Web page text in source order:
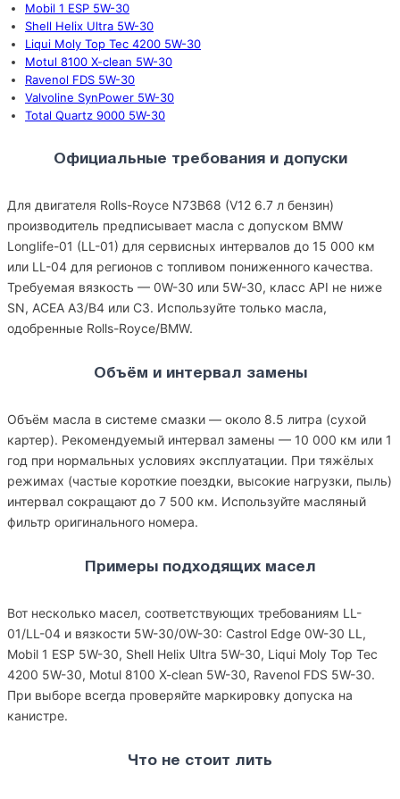
Mobil 1 ESP 5W-30
Shell Helix Ultra 5W-30
Liqui Moly Top Tec 4200 5W-30
Motul 8100 X-clean 5W-30
Ravenol FDS 5W-30
Valvoline SynPower 5W-30
Total Quartz 9000 5W-30
Официальные требования и допуски
Для двигателя Rolls-Royce N73B68 (V12 6.7 л бензин)
производитель предписывает масла с допуском BMW
Longlife-01 (LL-01) для сервисных интервалов до 15 000 км
или LL-04 для регионов с топливом пониженного качества.
Требуемая вязкость — 0W-30 или 5W-30, класс API не ниже
SN, ACEA A3/B4 или C3. Используйте только масла,
одобренные Rolls-Royce/BMW.
Объём и интервал замены
Объём масла в системе смазки — около 8.5 литра (сухой
картер). Рекомендуемый интервал замены — 10 000 км или 1
год при нормальных условиях эксплуатации. При тяжёлых
режимах (частые короткие поездки, высокие нагрузки, пыль)
интервал сокращают до 7 500 км. Используйте масляный
фильтр оригинального номера.
Примеры подходящих масел
Вот несколько масел, соответствующих требованиям LL-
01/LL-04 и вязкости 5W-30/0W-30: Castrol Edge 0W-30 LL,
Mobil 1 ESP 5W-30, Shell Helix Ultra 5W-30, Liqui Moly Top Tec
4200 5W-30, Motul 8100 X-clean 5W-30, Ravenol FDS 5W-30.
При выборе всегда проверяйте маркировку допуска на
канистре.
Что не стоит лить